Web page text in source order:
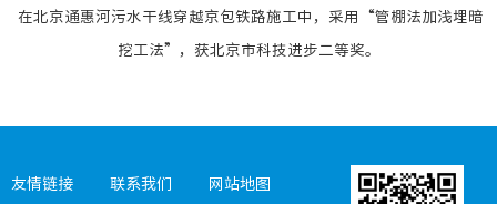
桥梁工
在北京通惠河污水干线穿越京包铁路施工中，采用“管棚法加浅埋暗
挖工法”，获北京市科技进步二等奖。
友情链接 联系我们 网站地图